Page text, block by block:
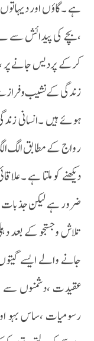
ہے ۔گاؤں اور
،بچے کی پیدائش
کرکے پردیس جانے پر
زندگی کے نشیب وفراز
ہوئے ہیں ۔انسانی
رواج کے مطابق الگ
دیکھنے کو ملتا ہے
ضرور ہے لیکن
تلاش وجستجو کے بعد
جانے والے ایسے
عقیدت ،دشمنوں سے
رسومیات ،ساس بہو